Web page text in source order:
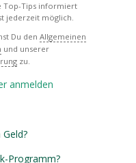
Top-Tips informiert
jederzeit möglich.
Du den Allgemeinen
und unserer
zu.
anmelden
Programm?